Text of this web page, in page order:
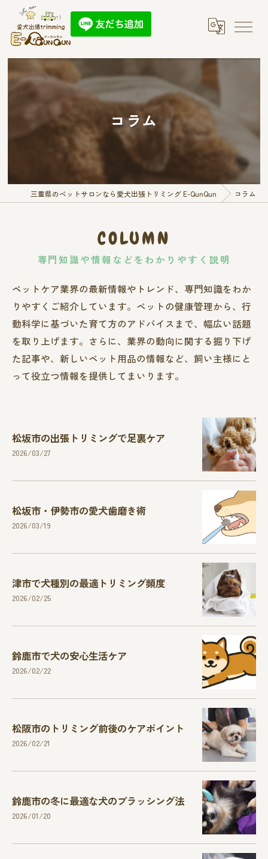
コラム
三重県のペットサロンなら愛犬出張トリミング E-QunQun コラム
COLUMN
専門知識や情報などをわかりやすく説明
ペットケア業界の最新情報やトレンド、専門知識をわか
りやすくご紹介しています。ペットの健康管理から、行
動科学に基づいた育て方のアドバイスまで、幅広い話題
を取り上げます。さらに、業界の動向に関する掘り下げ
た記事や、新しいペット用品の情報など、飼い主様にと
って役立つ情報を提供してまいります。
松坂市の出張トリミングで足裏ケア
2026/03/27
松坂市・伊勢市の愛犬歯磨き術
2026/03/19
津市で犬種別の最適トリミング頻度
2026/02/25
鈴鹿市で犬の安心生活ケア
2026/02/22
松阪市のトリミング前後のケアポイント
2026/02/21
鈴鹿市の冬に最適な犬のブラッシング法
2026/01/20